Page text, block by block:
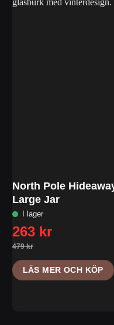
North Pole
Large Jar
LÄS MER OCH KÖP